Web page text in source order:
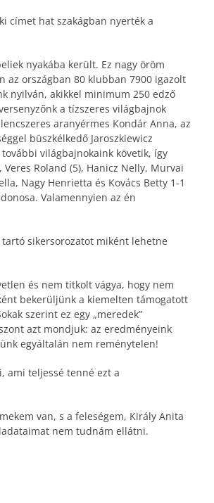
címet hat szakágban nyerték a
nyakába került. Ez nagy öröm
az országban 80 klubban 7900 igazolt
nyilván, akikkel minimum 250 edző
a tízszeres világbajnok
aranyérmes Kondár Anna, az
büszkélkedő Jaroszkiewicz
világbajnokaink követik, így
Veres Roland (5), Hanicz Nelly, Murvai
Nagy Henrietta és Kovács Betty 1-1
Valamennyien az én
tartó sikersorozatot miként lehetne
és nem titkolt vágya, hogy nem
bekerüljünk a kiemelten támogatott
szerint ez egy „meredek”
azt mondjuk: az eredményeink
egyáltalán nem reménytelen!
ami teljessé tenné ezt a
van, s a feleségem, Király Anita
nem tudnám ellátni.